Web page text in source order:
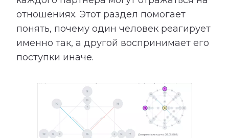
отношениях. Этот раздел помогает
понять, почему один человек реагирует
именно так, а другой воспринимает его
поступки иначе.